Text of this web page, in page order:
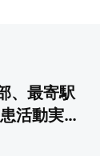
、最寄駅
活動実施